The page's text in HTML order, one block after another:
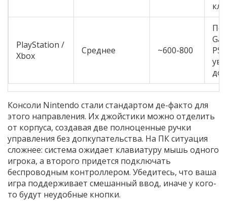
PlayStation /
Xbox
Среднее ~600-800
PS
Консоли Nintendo стали стандартом де-факто для
этого направления. Их джойстики можно отделить
от корпуса, создавая две полноценные ручки
управления без допкупательства. На ПК ситуация
сложнее: система ожидает клавиатуру мышь одного
игрока, а второго придется подключать
беспроводным контроллером. Убедитесь, что ваша
игра поддерживает смешанный ввод, иначе у кого-
то будут неудобные кнопки.